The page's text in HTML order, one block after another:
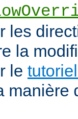
les
la
le
manière